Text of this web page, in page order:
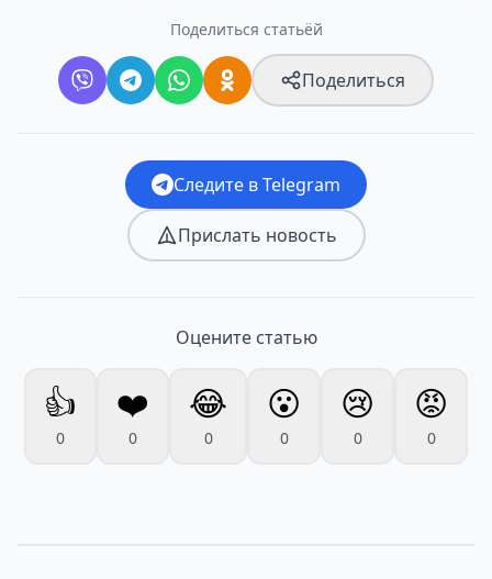
Поделиться статьёй
Поделиться
Следите в Telegram
Прислать новость
Оцените статью
👍
0
❤️
0
😂
0
😮
0
😢
0
😡
0